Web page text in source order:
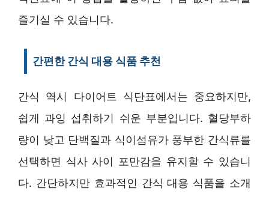
즐기실 수 있습니다.
간편한 간식 대용 식품 추천
간식 역시 다이어트 식단표에서는 중요하지만,
쉽게 과잉 섭취하기 쉬운 부분입니다. 혈당부하
량이 낮고 단백질과 식이섬유가 풍부한 간식류를
선택하면 식사 사이 포만감을 유지할 수 있습니
다. 간단하지만 효과적인 간식 대용 식품을 소개